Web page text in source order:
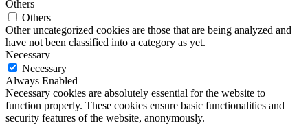
Others
Others
Other uncategorized cookies are those that are being analyzed and
have not been classified into a category as yet.
Necessary
Necessary
Always Enabled
Necessary cookies are absolutely essential for the website to
function properly. These cookies ensure basic functionalities and
security features of the website, anonymously.